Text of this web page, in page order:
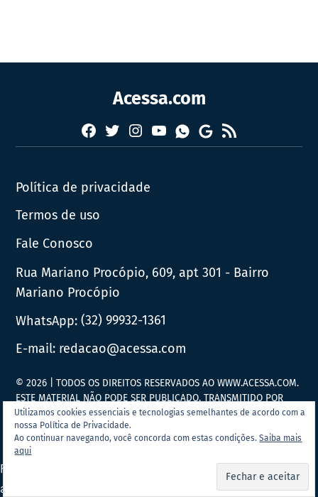
Acessa.com
Facebook
TwitterInstagram
YouTubeWhatsapp
Google
News
RSS
Política de privacidade
Termos de uso
Fale Conosco
Rua Mariano Procópio, 609, apt 301 - Bairro
Mariano Procópio
WhatsApp:(32) 99932-1361
E-mail: redacao@acessa.com
Utilizamos cookies essenciais e tecnologias semelhantes de acordo com a
nossa Política de Privacidade.
Ao continuar navegando, você concorda com estas condições.Saiba mais
aqui
© 2026 | TODOS OS DIREITOS RESERVADOS AO WWW.ACESSA.COM.
ESTE MATERIAL NÃO PODE SER PUBLICADO, TRANSMITIDO POR
BROADCAST, REESCRITO OU REDISTRIBUÍDO SEM PRÉVIA
AUTORIZAÇÃO.
Portal Acessa.com é
associado ao